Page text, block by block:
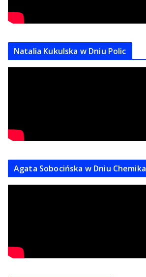
Natalia Kukulska w Dniu Polic
Agata Sobocińska w Dniu Chemika